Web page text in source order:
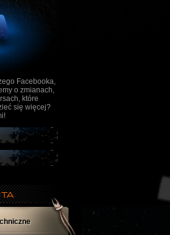
Facebooka,
o zmianach,
które
się więcej?